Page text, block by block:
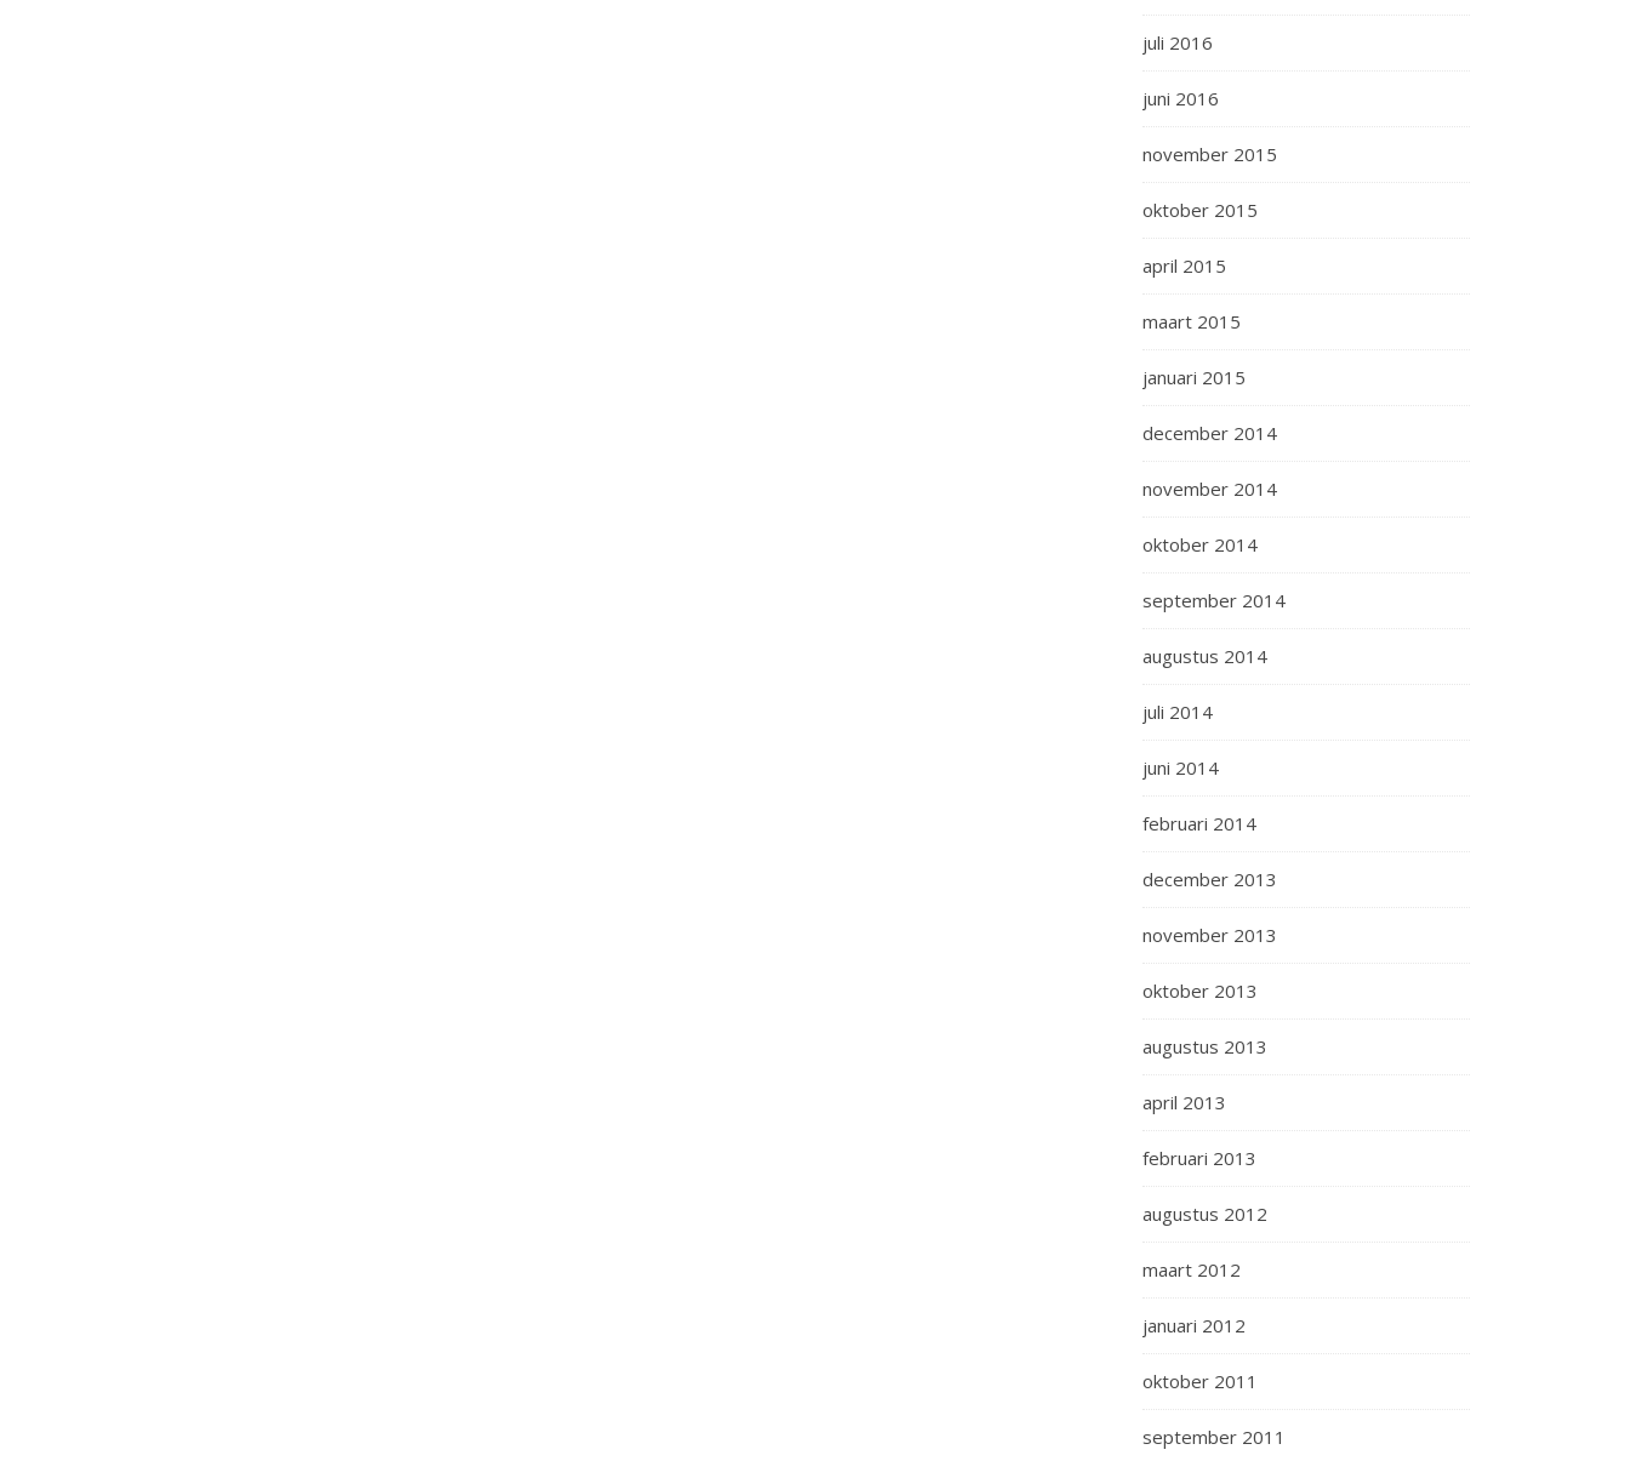
juli 2016
juni 2016
november 2015
oktober 2015
april 2015
maart 2015
januari 2015
december 2014
november 2014
oktober 2014
september 2014
augustus 2014
juli 2014
juni 2014
februari 2014
december 2013
november 2013
oktober 2013
augustus 2013
april 2013
februari 2013
augustus 2012
maart 2012
januari 2012
oktober 2011
september 2011